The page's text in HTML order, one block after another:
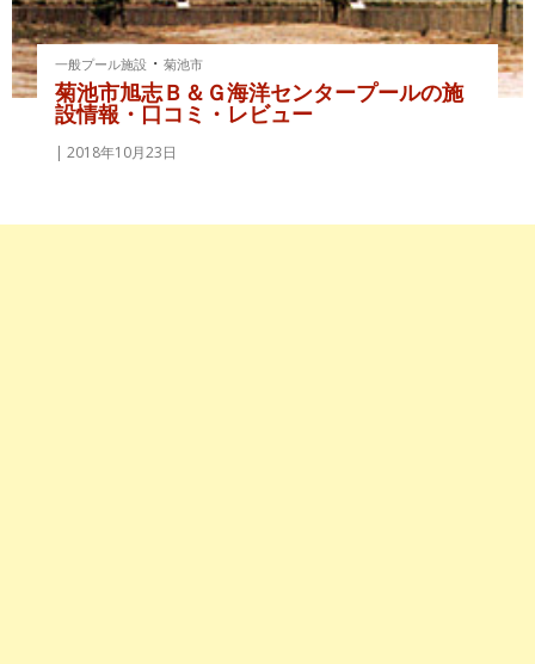
一般プール施設 ・菊池市
菊池市旭志Ｂ＆Ｇ海洋センタープールの施
設情報・口コミ・レビュー
2018年10月23日